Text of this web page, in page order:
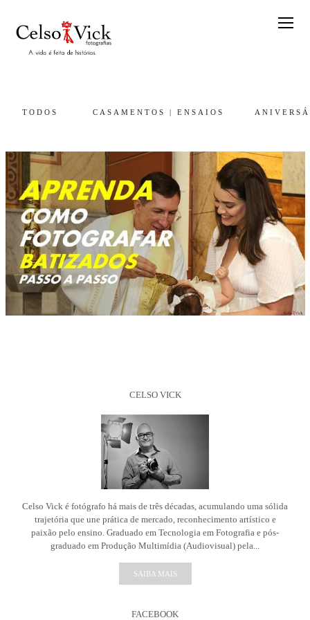
TODOS CASAMENTOS | ENSAIOS
CELSO VICK
Celso Vick é fotógrafo há mais de três décadas, acumulando uma sólida
trajetória que une prática de mercado, reconhecimento artístico e
paixão pelo ensino. Graduado em Tecnologia em Fotografia e pós-
graduado em Produção Multimídia (Audiovisual) pela...
SAIBA MAIS
FACEBOOK